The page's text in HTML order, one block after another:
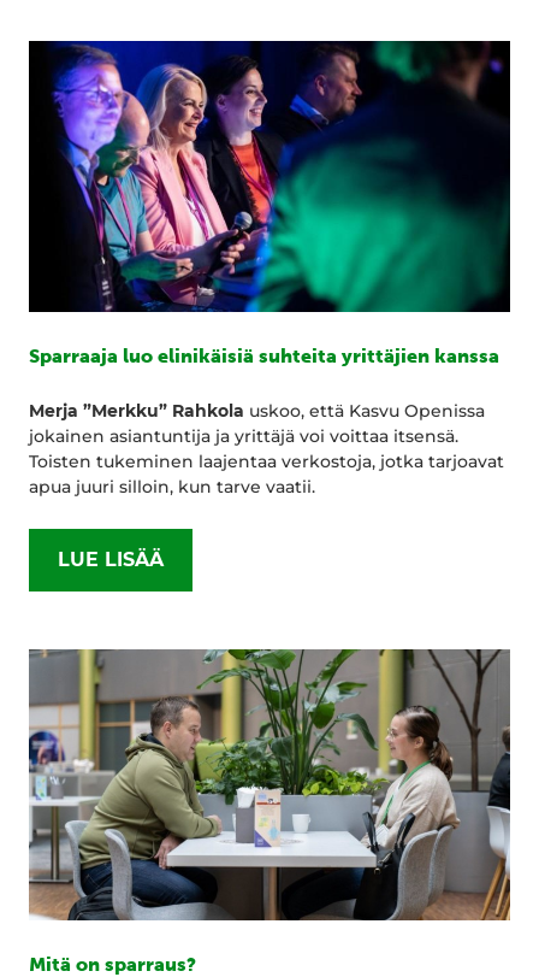
Sparraaja luo elinikäisiä suhteita yrittäjien kanssa
Merja ”Merkku” Rahkola uskoo, että Kasvu Openissa
jokainen asiantuntija ja yrittäjä voi voittaa itsensä.
Toisten tukeminen laajentaa verkostoja, jotka tarjoavat
apua juuri silloin, kun tarve vaatii.
LUE LISÄÄ
Mitä on sparraus?